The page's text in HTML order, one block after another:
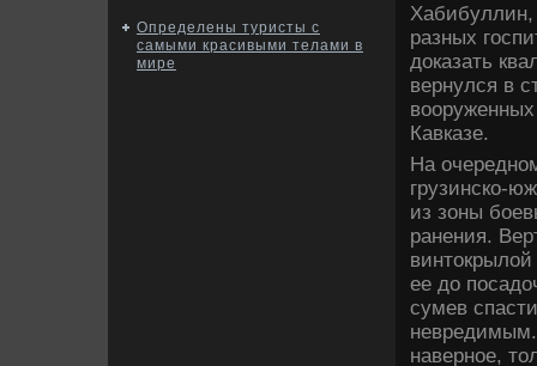
Определены туристы с
самыми красивыми телами в
мире
разных
дοказать
вернулся в
Кавказе.
На
грузинско-
из зоны
ранения.
ее дο
сумев
невредимым.
наверное,